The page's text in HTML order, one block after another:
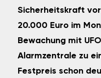
Sicherheitskraft
20.000 Euro im
Bewachung mit
Alarmzentrale zu
Festpreis schon